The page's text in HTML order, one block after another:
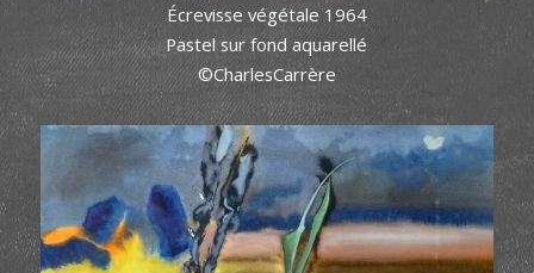
Écrevisse végétale 1964
Pastel sur fond aquarellé
©CharlesCarrère